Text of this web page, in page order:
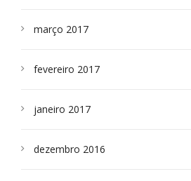
março 2017
fevereiro 2017
janeiro 2017
dezembro 2016